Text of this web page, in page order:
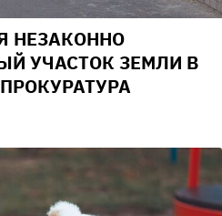
НЕЗАКОННО
УЧАСТОК ЗЕМЛИ В